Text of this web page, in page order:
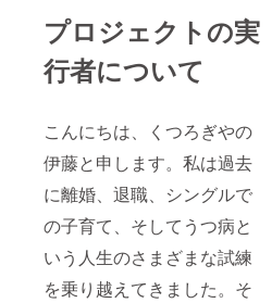
プロジェクトの実
行者について
こんにちは、くつろぎやの
伊藤と申します。私は過去
に離婚、退職、シングルで
の子育て、そしてうつ病と
いう人生のさまざまな試練
を乗り越えてきました。そ